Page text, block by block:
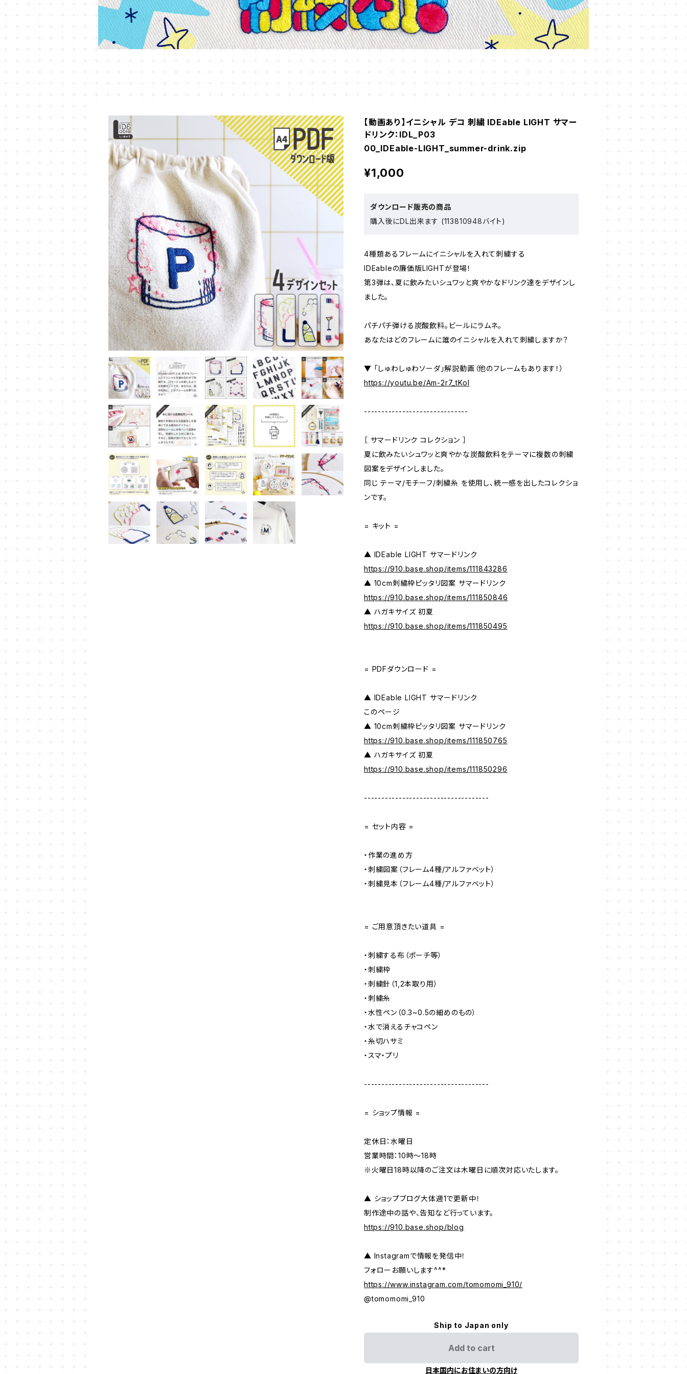
【動画あり】イニシャル デコ 刺繍 IDEable LIGHT サマー
ドリンク：IDL_P03
00_IDEable-LIGHT_summer-drink.zip
¥1,000
ダウンロード販売の商品
購入後にDL出来ます (113810948バイト)
4種類あるフレームにイニシャルを入れて刺繍する
IDEableの廉価版LIGHTが登場！
第3弾は、夏に飲みたいシュワッと爽やかなドリンク達をデザインし
ました。
パチパチ弾ける炭酸飲料。ビールにラムネ。
あなたはどのフレームに誰のイニシャルを入れて刺繍しますか？
▼ 「しゅわしゅわソーダ」解説動画（他のフレームもあります！）
https://youtu.be/Am-2r7_tKoI
------------------------------
［ サマードリンク コレクション ］
夏に飲みたいシュワッと爽やかな炭酸飲料をテーマに複数の刺繍
図案をデザインしました。
同じ テーマ/モチーフ/刺繍糸 を使用し、統一感を出したコレクショ
ンです。
= キット =
▲ IDEable LIGHT サマードリンク
https://910.base.shop/items/111843286
▲ 10cm刺繍枠ピッタリ図案 サマードリンク
https://910.base.shop/items/111850846
▲ ハガキサイズ 初夏
https://910.base.shop/items/111850495
= PDFダウンロード =
▲ IDEable LIGHT サマードリンク
このページ
▲ 10cm刺繍枠ピッタリ図案 サマードリンク
https://910.base.shop/items/111850765
▲ ハガキサイズ 初夏
https://910.base.shop/items/111850296
------------------------------------
= セット内容 =
・作業の進め方
・刺繍図案（フレーム4種/アルファベット）
・刺繍見本（フレーム4種/アルファベット）
= ご用意頂きたい道具 =
・刺繍する布（ポーチ等）
・刺繍枠
・刺繍針（1,2本取り用）
・刺繍糸
・水性ペン（0.3~0.5の細めのもの）
・水で消えるチャコペン
・糸切ハサミ
・スマ・プリ
------------------------------------
= ショップ情報 =
定休日：水曜日
営業時間：10時～18時
※火曜日18時以降のご注文は木曜日に順次対応いたします。
▲ ショップブログ大体週1で更新中！
制作途中の話や、告知など行っています。
https://910.base.shop/blog
▲ Instagramで情報を発信中！
フォローお願いします^^*
https://www.instagram.com/tomomomi_910/
@tomomomi_910
Ship to Japan only
Add to cart
日本国内にお住まいの方向け